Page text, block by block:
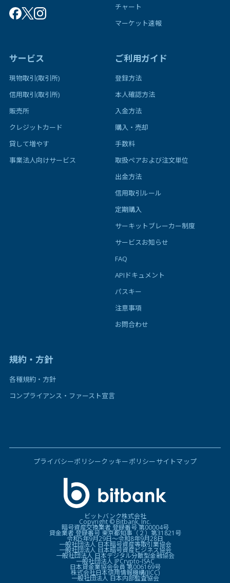
チャート
マーケット速報
サービス
現物取引(取引所)
信用取引(取引所)
販売所
クレジットカード
貸して増やす
事業法人向けサービス
ご利用ガイド
登録方法
本人確認方法
入金方法
購入・売却
手数料
取扱ペアおよび注文単位
出金方法
信用取引ルール
定期購入
サーキットブレーカー制度
サービスお知らせ
FAQ
APIドキュメント
パスキー
注意事項
お問合わせ
規約・方針
各種規約・方針
コンプライアンス・ファースト宣言
プライバシーポリシークッキーポリシーサイトマップ
ビットバンク株式会社
Copyright © Bitbank, Inc.
暗号資産交換業者 登録番号 第00004号
貸金業者 登録番号 東京都知事（２）第31821号
令和5年9月29日〜令和8年9月28日
一般社団法人 日本暗号資産等取引業協会
一般社団法人 日本暗号資産ビジネス協会
一般社団法人 日本デジタル分散型金融協会
一般社団法人 JPCrypto-ISAC
日本貸金業協会会員 第006169号
株式会社日本信用情報機構(JICC)
一般社団法人 日本内部監査協会